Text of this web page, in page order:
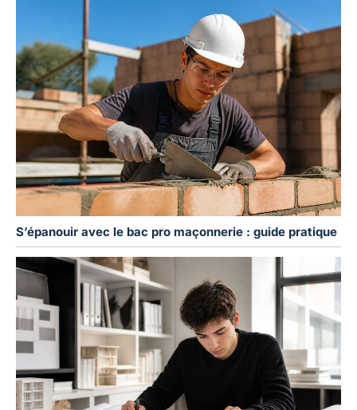
S’épanouir avec le bac pro maçonnerie : guide pratique